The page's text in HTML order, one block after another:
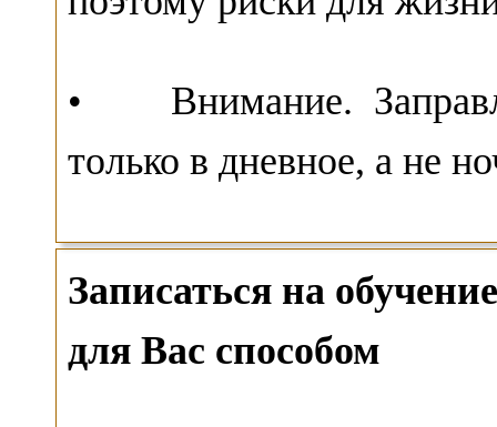
• Внимание.
только в дневное, а не
Записаться на
для Вас способом